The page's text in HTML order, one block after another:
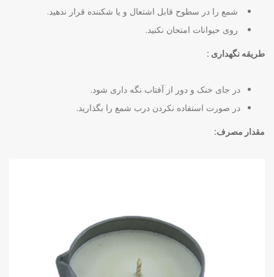
شمع را در سطوح قابل اشتعال و یا شکننده قرار ندهید.
روی حیوانات امتحان نکنید.
طریقه نگهداری :
در جای خنک و دور از آفتاب نگه داری شود.
در صورت استفاده نکردن درب شمع را بگذارید.
مقدار مصرف: